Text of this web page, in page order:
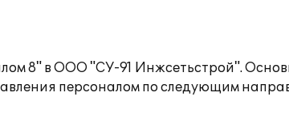
8" в ООО "СУ-91 Инжсетьстрой".
персоналом по следующим